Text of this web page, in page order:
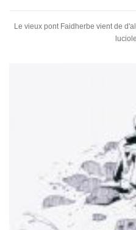
Le vieux pont Faidherbe vient de